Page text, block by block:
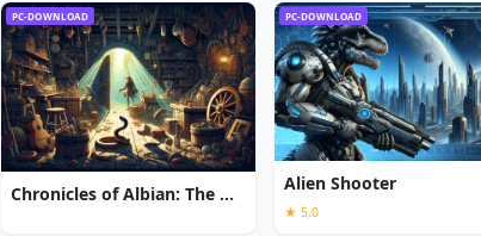
PC-DOWNLOAD
Chronicles of Albian: The Magic Convention
PC-DOWNLOAD
Alien Shooter
★ 5,0